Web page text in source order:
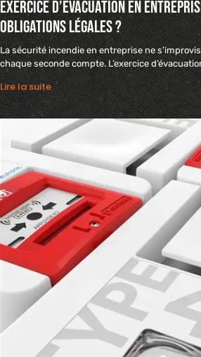
Exercice d’évacuation en
obligations légales ?
La sécurité incendie en entreprise ne
chaque seconde compte. L’exercice
Lire la suite